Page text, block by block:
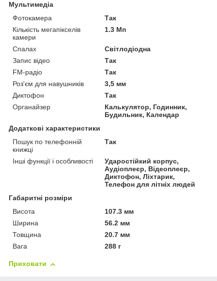
Мультимедіа
Фотокамера
Так
Кількість мегапікселів
камери
1.3 Мп
Спалах
Світлодіодна
Запис відео
Так
FM-радіо
Так
Роз'єм для навушників
3,5 мм
Диктофон
Так
Органайзер
Калькулятор, Годинник,
Будильник, Календар
Додаткові характеристики
Пошук по телефонній
книжці
Так
Інші функції і особливості
Ударостійкий корпус,
Аудіоплеєр, Відеоплеєр,
Диктофон, Ліхтарик,
Телефон для літніх людей
Габаритні розміри
Висота
107.3 мм
Ширина
56.2 мм
Товщина
20.7 мм
Вага
288 г
Приховати